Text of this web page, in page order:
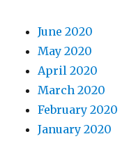
June 2020
May 2020
April 2020
March 2020
February 2020
January 2020